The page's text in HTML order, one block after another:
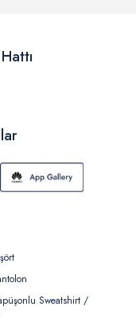
Sweatshirt /